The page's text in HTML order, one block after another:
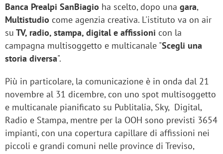
Banca Prealpi SanBiagio ha scelto, dopo una gara,
Multistudio come agenzia creativa. L'istituto va on air
su TV, radio, stampa, digital e affissioni con la
campagna multisoggetto e multicanale "Scegli una
storia diversa".
Più in particolare, la comunicazione è in onda dal 21
novembre al 31 dicembre, con uno spot multisoggetto
e multicanale pianificato su Publitalia, Sky, Digital,
Radio e Stampa, mentre per la OOH sono previsti 3654
impianti, con una copertura capillare di affissioni nei
piccoli e grandi comuni nelle province di Treviso,